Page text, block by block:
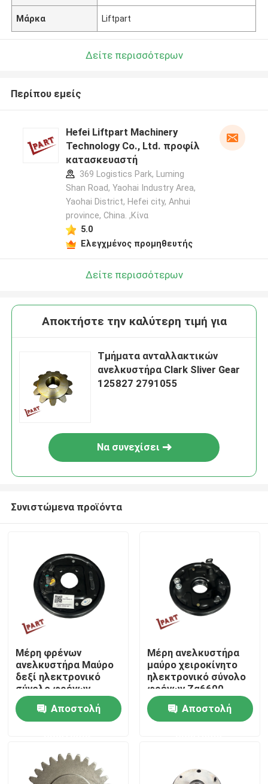
Σπίτι
Επαφές
Μάρκα Liftpart
Δείτε περισσότερων
Περίπου εμείς
Hefei Liftpart Machinery
Technology Co., Ltd. προφίλ
κατασκευαστή
369 Logistics Park, Luming
Shan Road, Yaohai Industry Area,
Yaohai District, Hefei city, Anhui
province, China. ,Κίνα
5.0
Ελεγχμένος προμηθευτής
Δείτε περισσότερων
Αποκτήστε την καλύτερη τιμή για
Τμήματα ανταλλακτικών
ανελκυστήρα Clark Sliver Gear
125827 2791055
Να συνεχίσει
Συνιστώμενα προϊόντα
Μέρη φρένων
ανελκυστήρα Μαύρο
δεξί ηλεκτρονικό
σύνολο φρένων
QJB255-220300
Αποστολή
Μέρη ανελκυστήρα
μαύρο χειροκίνητο
ηλεκτρονικό σύνολο
φρένων Zq6600-
3507010
Αποστολή